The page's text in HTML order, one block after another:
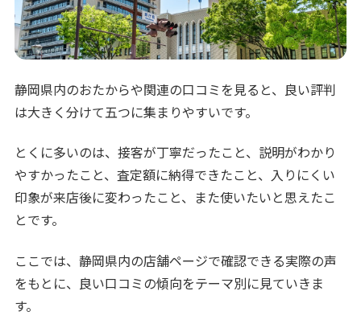
静岡県内のおたからや関連の口コミを見ると、良い評判
は大きく分けて五つに集まりやすいです。
とくに多いのは、接客が丁寧だったこと、説明がわかり
やすかったこと、査定額に納得できたこと、入りにくい
印象が来店後に変わったこと、また使いたいと思えたこ
とです。
ここでは、静岡県内の店舗ページで確認できる実際の声
をもとに、良い口コミの傾向をテーマ別に見ていきま
す。